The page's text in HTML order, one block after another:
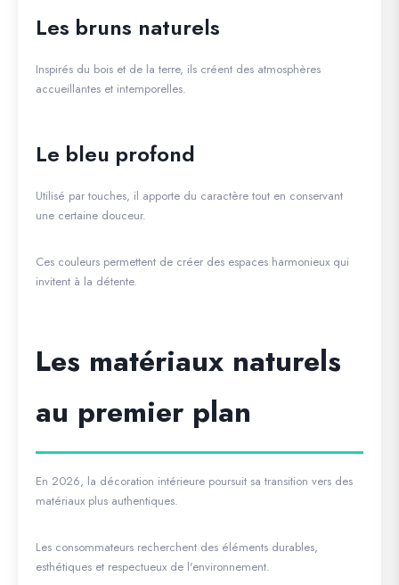
Les bruns naturels
Inspirés du bois et de la terre, ils créent des atmosphères
accueillantes et intemporelles.
Le bleu profond
Utilisé par touches, il apporte du caractère tout en conservant
une certaine douceur.
Ces couleurs permettent de créer des espaces harmonieux qui
invitent à la détente.
Les matériaux naturels
au premier plan
En 2026, la décoration intérieure poursuit sa transition vers des
matériaux plus authentiques.
Les consommateurs recherchent des éléments durables,
esthétiques et respectueux de l'environnement.